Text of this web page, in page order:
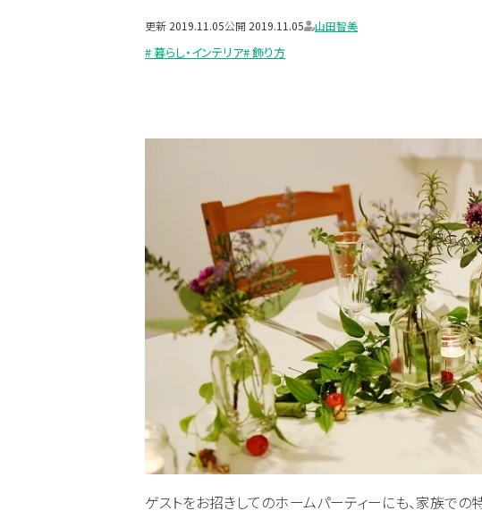
更新 2019.11.05公開 2019.11.05 山田智美
# 暮らし・インテリア# 飾り方
ゲストをお招きしてのホームパーティーにも、家族で